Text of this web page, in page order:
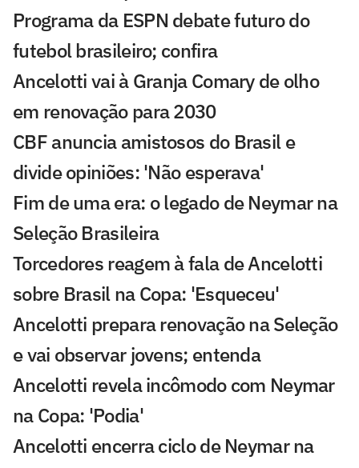
Programa da ESPN debate futuro do
futebol brasileiro; confira
Ancelotti vai à Granja Comary de olho
em renovação para 2030
CBF anuncia amistosos do Brasil e
divide opiniões: 'Não esperava'
Fim de uma era: o legado de Neymar na
Seleção Brasileira
Torcedores reagem à fala de Ancelotti
sobre Brasil na Copa: 'Esqueceu'
Ancelotti prepara renovação na Seleção
e vai observar jovens; entenda
Ancelotti revela incômodo com Neymar
na Copa: 'Podia'
Ancelotti encerra ciclo de Neymar na